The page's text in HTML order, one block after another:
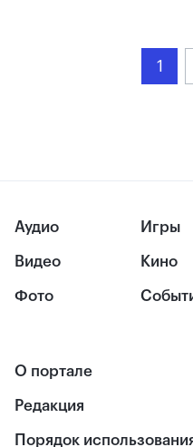
1
Аудио
Видео
Фото
Игры
Кино
О портале
Редакция
Порядок